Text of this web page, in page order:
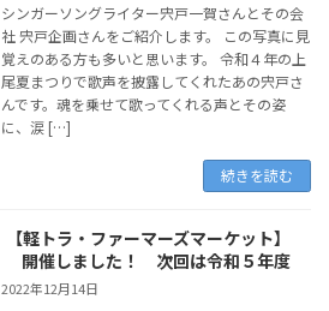
シンガーソングライター宍戸一賀さんとその会
社 宍戸企画さんをご紹介します。 この写真に見
覚えのある方も多いと思います。 令和４年の上
尾夏まつりで歌声を披露してくれたあの宍戸さ
んです。魂を乗せて歌ってくれる声とその姿
に、涙 […]
続きを読む
【軽トラ・ファーマーズマーケット】
開催しました！ 次回は令和５年度
2022年12月14日